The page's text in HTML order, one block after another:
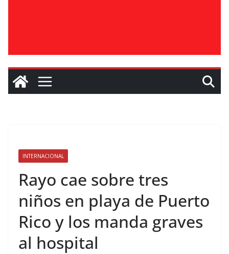
INTERNACIONAL
Rayo cae sobre tres
niños en playa de Puerto
Rico y los manda graves
al hospital